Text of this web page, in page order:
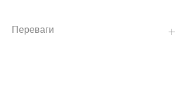
Переваги